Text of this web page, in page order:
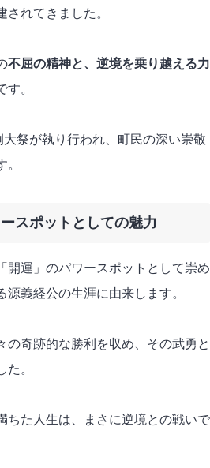
れてきました。
不屈の精神と、逆境を乗り越える力
。
祭が執り行われ、町民の深い崇敬
スポットとしての魅力
開運」のパワースポットとして崇め
源義経公の生涯に由来します。
の奇跡的な勝利を収め、その武勇と
。
ちた人生は、まさに逆境との戦いで